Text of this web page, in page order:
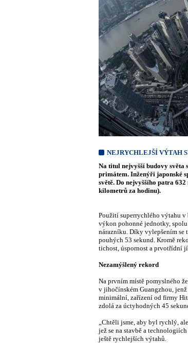
NEJRYCHLEJŠÍ VÝTAH
Na titul nejvyšší budovy světa
primátem. Inženýři japonské
světě. Do nejvyššího patra
kilometrů za hodinu).
Použití superrychlého výtahu
výkon pohonné jednotky,
nárazníku. Díky vylepšením se
pouhých 53 sekund. Kromě
tichost, úspornost a prvotřídní
Nezamýšlený rekord
Na prvním místě pomyslného
v jihočínském Guangzhou,
minimální, zařízení od firmy
zdolá za úctyhodných 45
„Chtěli jsme, aby byl rychlý,
jež se na stavbě a
ještě rychlejších výtahů.